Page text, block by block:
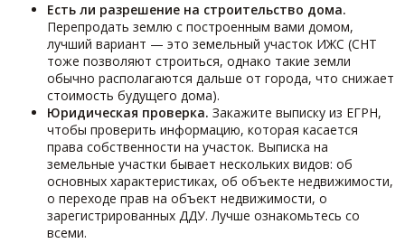
Есть ли разрешение на строительство дома.
Перепродать землю с построенным вами домом,
лучший вариант — это земельный участок ИЖС (СНТ
тоже позволяют строиться, однако такие земли
обычно располагаются дальше от города, что снижает
стоимость будущего дома).
Юридическая проверка. Закажите выписку из ЕГРН,
чтобы проверить информацию, которая касается
права собственности на участок. Выписка на
земельные участки бывает нескольких видов: об
основных характеристиках, об объекте недвижимости,
о переходе прав на объект недвижимости, о
зарегистрированных ДДУ. Лучше ознакомьтесь со
всеми.